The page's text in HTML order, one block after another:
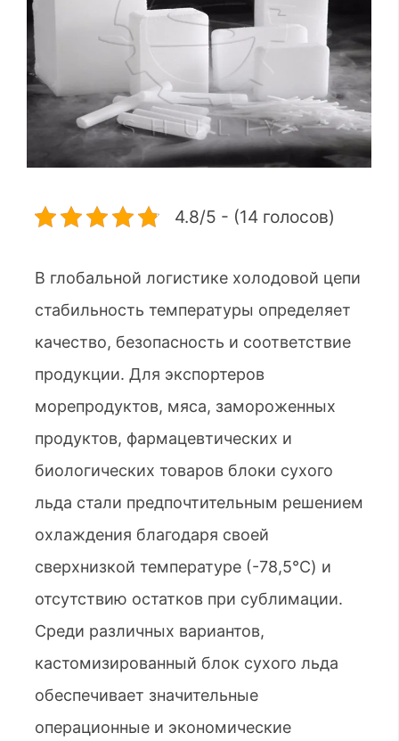
4.8/5 - (14 голосов)
В глобальной логистике холодовой цепи
стабильность температуры определяет
качество, безопасность и соответствие
продукции. Для экспортеров
морепродуктов, мяса, замороженных
продуктов, фармацевтических и
биологических товаров блоки сухого
льда стали предпочтительным решением
охлаждения благодаря своей
сверхнизкой температуре (-78,5°C) и
отсутствию остатков при сублимации.
Среди различных вариантов,
кастомизированный блок сухого льда
обеспечивает значительные
операционные и экономические